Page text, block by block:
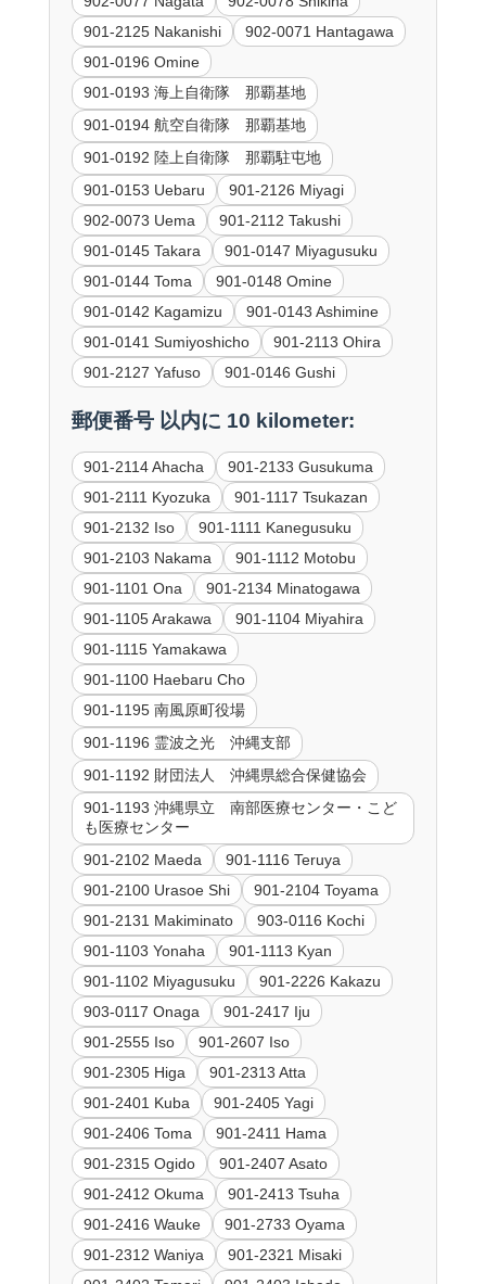
901-2125 Nakanishi
902-0071 Hantagawa
901-0196 Omine
901-0193 海上自衛隊 那覇基地
901-0194 航空自衛隊 那覇基地
901-0192 陸上自衛隊 那覇駐屯地
901-0153 Uebaru
901-2126 Miyagi
902-0073 Uema
901-2112 Takushi
901-0145 Takara
901-0147 Miyagusuku
901-0144 Toma
901-0148 Omine
901-0142 Kagamizu
901-0143 Ashimine
901-0141 Sumiyoshicho
901-2113 Ohira
901-2127 Yafuso
901-0146 Gushi
郵便番号 以内に 10 kilometer:
901-2114 Ahacha
901-2133 Gusukuma
901-2111 Kyozuka
901-1117 Tsukazan
901-2132 Iso
901-1111 Kanegusuku
901-2103 Nakama
901-1112 Motobu
901-1101 Ona
901-2134 Minatogawa
901-1105 Arakawa
901-1104 Miyahira
901-1115 Yamakawa
901-1100 Haebaru Cho
901-1195 南風原町役場
901-1196 霊波之光 沖縄支部
901-1192 財団法人 沖縄県総合保健協会
901-1193 沖縄県立 南部医療センター・こど
も医療センター
901-2102 Maeda
901-1116 Teruya
901-2100 Urasoe Shi
901-2104 Toyama
901-2131 Makiminato
903-0116 Kochi
901-1103 Yonaha
901-1113 Kyan
901-1102 Miyagusuku
901-2226 Kakazu
903-0117 Onaga
901-2417 Iju
901-2555 Iso
901-2607 Iso
901-2305 Higa
901-2313 Atta
901-2401 Kuba
901-2405 Yagi
901-2406 Toma
901-2411 Hama
901-2315 Ogido
901-2407 Asato
901-2412 Okuma
901-2413 Tsuha
901-2416 Wauke
901-2733 Oyama
901-2312 Waniya
901-2321 Misaki